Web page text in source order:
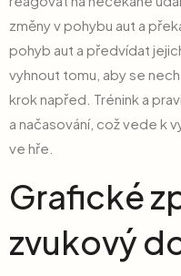
změny v pohybu aut a
pohyb aut a předvídat
vyhnout tomu, aby se
krok napřed. Trénink a
a načasování, což vede k
ve hře.
Grafické
zvukový